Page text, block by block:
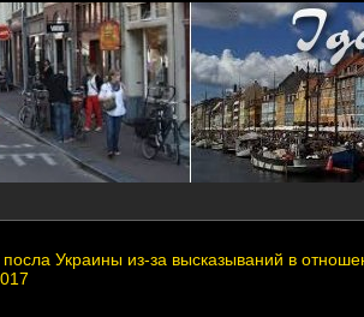
Украины из-за высказываний в